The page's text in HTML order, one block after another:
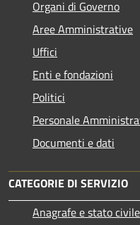
Organi di Governo
Aree Amministrative
Uffici
Enti e fondazioni
Politici
Personale
Documenti e dati
CATEGORIE DI SERVIZIO
Anagrafe e stato civile